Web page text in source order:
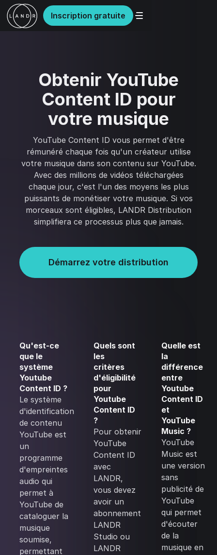
Inscription gratuite
Obtenir YouTube
Content ID pour
votre musique
YouTube Content ID vous permet d'être
rémunéré chaque fois qu'un créateur utilise
votre musique dans son contenu sur YouTube.
Avec des millions de vidéos téléchargées
chaque jour, c'est l'un des moyens les plus
puissants de monétiser votre musique. Si vos
morceaux sont éligibles, LANDR Distribution
simplifiera ce processus plus que jamais.
Démarrez votre distribution
Qu'est-ce
que le
système
Youtube
Content ID ?
Le système
d'identification
de contenu
YouTube est
un
programme
d'empreintes
audio qui
permet à
YouTube de
cataloguer la
musique
soumise,
permettant
Quels sont
les
critères
d'éligibilité
pour
Youtube
Content ID
?
Pour obtenir
YouTube
Content ID
avec
LANDR,
vous devez
avoir un
abonnement
LANDR
Studio ou
LANDR
Quelle est
la
différence
entre
Youtube
Content ID
et
YouTube
Music ?
YouTube
Music est
une version
sans
publicité de
YouTube
qui permet
d'écouter
de la
musique en